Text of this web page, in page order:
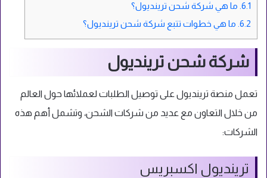
6.1. ما هي شركة شحن ترينديول؟
6.2. ما هي خطوات تتبع شركة شحن ترينديول؟
شركة شحن ترينديول
تعمل منصة ترينديول على توصيل الطلبات لعملائها حول العالم
من خلال التعاون مع عديد من شركات الشحن، وتشمل أهم هذه
الشركات:
ترينديول اكسبريس